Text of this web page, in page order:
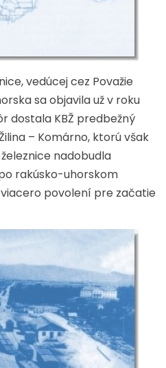
vedúcej cez Považie
sa objavila už v roku
dostala KBŽ predbežný
– Komárno, ktorú však
nadobudla
rakúsko-uhorskom
povolení pre začatie